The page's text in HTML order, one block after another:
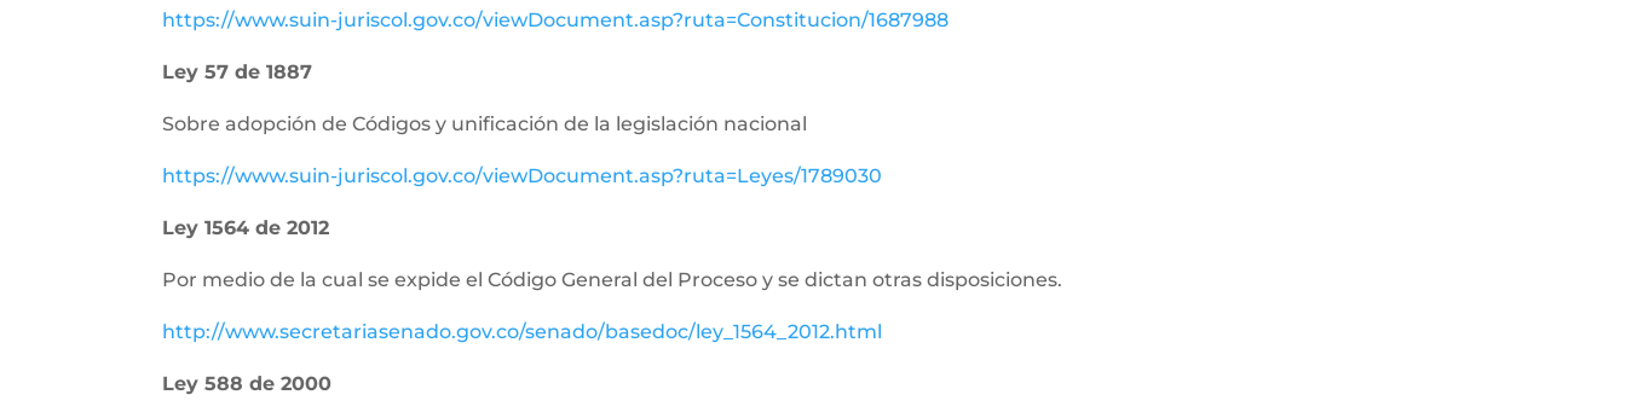
https://www.suin-juriscol.gov.co/viewDocument.asp?ruta=Constitucion/1687988
Ley 57 de 1887
Sobre adopción de Códigos y unificación de la legislación nacional
https://www.suin-juriscol.gov.co/viewDocument.asp?ruta=Leyes/1789030
Ley 1564 de 2012
Por medio de la cual se expide el Código General del Proceso y se dictan otras disposiciones.
http://www.secretariasenado.gov.co/senado/basedoc/ley_1564_2012.html
Ley 588 de 2000